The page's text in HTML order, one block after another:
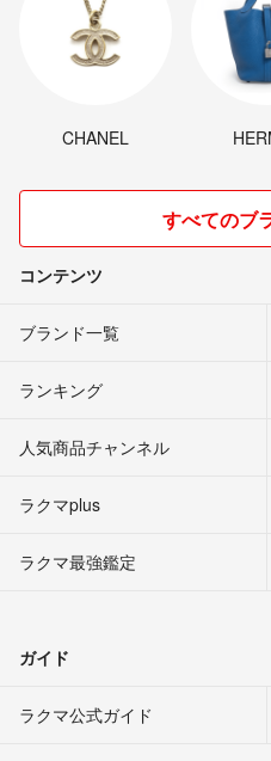
CHANEL
すべてのブ
コンテンツ
ブランド一覧
ランキング
人気商品チャンネル
ラクマplus
ラクマ最強鑑定
ガイド
ラクマ公式ガイド